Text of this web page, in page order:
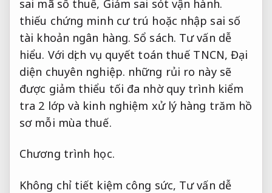
sai mã số thuế, Giảm sai sót vận hành.
thiếu chứng minh cư trú hoặc nhập sai số
tài khoản ngân hàng. Sổ sách. Tư vấn dễ
hiểu. Với dịch vụ quyết toán thuế TNCN, Đại
diện chuyên nghiệp. những rủi ro này sẽ
được giảm thiểu tối đa nhờ quy trình kiểm
tra 2 lớp và kinh nghiệm xử lý hàng trăm hồ
sơ mỗi mùa thuế.
Chương trình học.
Không chỉ tiết kiệm công sức, Tư vấn dễ